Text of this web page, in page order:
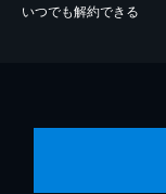
いつでも解約できる